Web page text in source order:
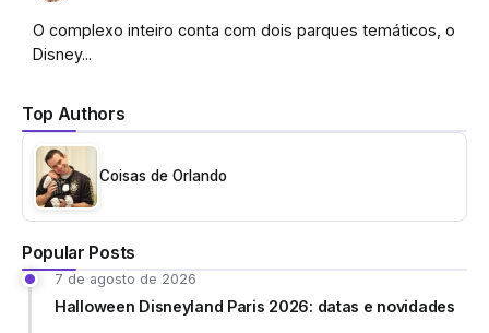
Top Authors
Coisas de Orlando
Popular Posts
7 de agosto de 2026
Halloween Disneyland Paris 2026: datas e novidades
O complexo inteiro conta com dois parques temáticos, o
Disney...